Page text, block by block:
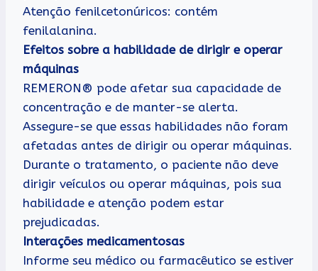
Atenção fenilcetonúricos: contém
fenilalanina.
Efeitos sobre a habilidade de dirigir e operar
máquinas
REMERON® pode afetar sua capacidade de
concentração e de manter-se alerta.
Assegure-se que essas habilidades não foram
afetadas antes de dirigir ou operar máquinas.
Durante o tratamento, o paciente não deve
dirigir veículos ou operar máquinas, pois sua
habilidade e atenção podem estar
prejudicadas.
Interações medicamentosas
Informe seu médico ou farmacêutico se estiver